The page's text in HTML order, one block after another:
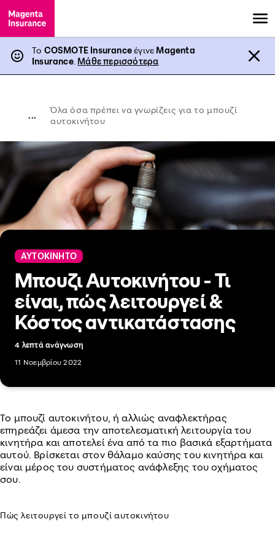
Το COSMOTE InsuranceέγινεMagenta
Insurance. Μάθε περισσότερα
...
Όλα όσα πρέπει να γνωρίζεις για το μπουζί
αυτοκινήτου
ΑΥΤΟΚΙΝΗΤΟ
Μπουζι Αυτοκινήτου - Τι
είναι, πώς λειτουργεί &
Κόστος αντικατάστασης
4 λεπτά ανάγνωση
11 Νοεμβρίου 2022
Το μπουζί αυτοκινήτου, ή αλλιώς αναφλεκτήρας
επηρεάζει άμεσα την αποτελεσματική λειτουργία του
κινητήρα και αποτελεί ένα από τα πιο βασικά εξαρτήματα
αυτού. Βρίσκεται στον θάλαμο καύσης του κινητήρα και
είναι μέρος του συστήματος ανάφλεξης του οχήματος
σου.
Πώς λειτουργεί το μπουζί αυτοκινήτου